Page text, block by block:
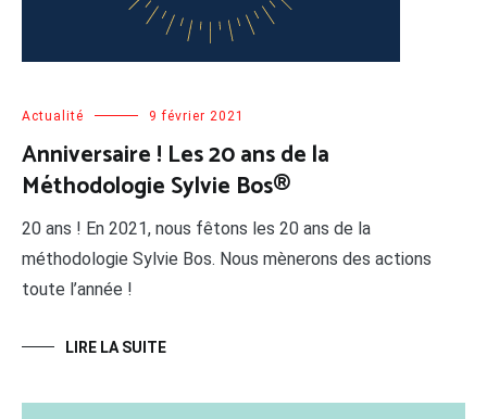
Actualité 9 février 2021
Anniversaire ! Les 20 ans de la
Méthodologie Sylvie Bos®
20 ans ! En 2021, nous fêtons les 20 ans de la
méthodologie Sylvie Bos. Nous mènerons des actions
toute l’année !
LIRE LA SUITE